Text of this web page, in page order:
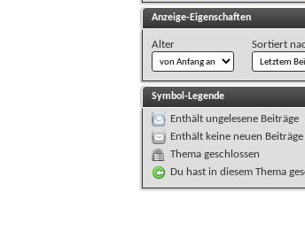
Anzeige-Eigenschaften
Alter Sortiert
Symbol-Legende
Enthält ungelesene Beiträge
Enthält keine neuen Beiträge
Thema geschlossen
Du hast in diesem Thema